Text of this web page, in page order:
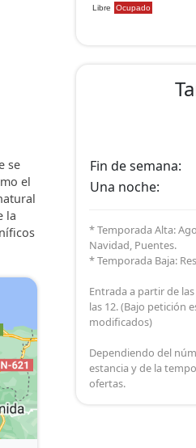
se
el
la
Fin de semana:
Una noche:
* Temporada Alta:
Navidad, Puentes.
* Temporada Baja:
Entrada a partir de
las 12. (Bajo petición
modificados)
Dependiendo del
estancia y de la
ofertas.